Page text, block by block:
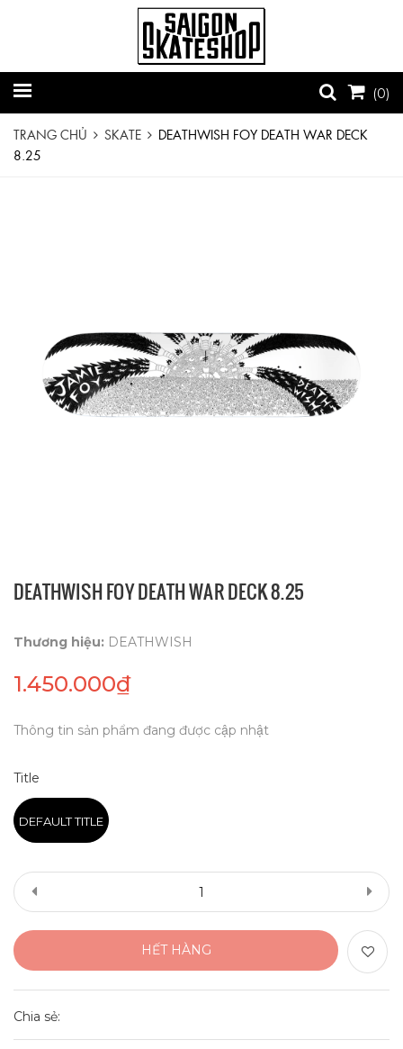
(0)
TRANG CHỦ SKATE
DEATHWISH FOY DEATH WAR DECK
8.25
DEATHWISH FOY DEATH WAR DECK 8.25
Thương hiệu: DEATHWISH
1.450.000₫
Thông tin sản phẩm đang được cập nhật
Title
DEFAULT TITLE
HẾT HÀNG
Chia sẻ: